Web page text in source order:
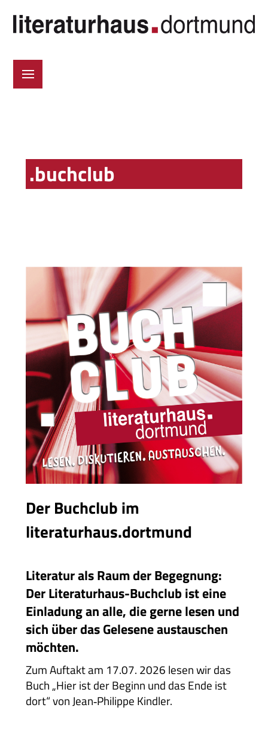
.buchclub
Der Buchclub im
literaturhaus.dortmund
Literatur als Raum der Begegnung:
Der Literaturhaus-Buchclub ist eine
Einladung an alle, die gerne lesen und
sich über das Gelesene austauschen
möchten.
Zum Auftakt am 17.07. 2026 lesen wir das
Buch „Hier ist der Beginn und das Ende ist
dort“ von Jean‑Philippe Kindler.